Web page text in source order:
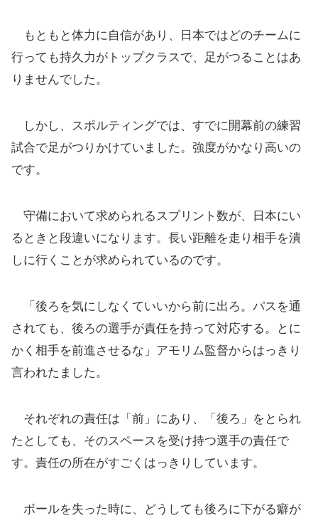
もともと体力に自信があり、日本ではどのチームに
行っても持久力がトップクラスで、足がつることはあ
りませんでした。
しかし、スポルティングでは、すでに開幕前の練習
試合で足がつりかけていました。強度がかなり高いの
です。
守備において求められるスプリント数が、日本にい
るときと段違いになります。長い距離を走り相手を潰
しに行くことが求められているのです。
「後ろを気にしなくていいから前に出ろ。パスを通
されても、後ろの選手が責任を持って対応する。とに
かく相手を前進させるな」アモリム監督からはっきり
言われたました。
それぞれの責任は「前」にあり、「後ろ」をとられ
たとしても、そのスペースを受け持つ選手の責任で
す。責任の所在がすごくはっきりしています。
ボールを失った時に、どうしても後ろに下がる癖が